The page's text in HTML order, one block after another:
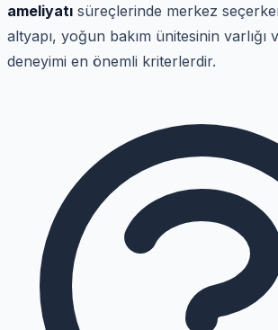
ameliyatı süreçlerinde merkez
altyapı, yoğun bakım ünitesinin varlığı
deneyimi en önemli kriterlerdir.